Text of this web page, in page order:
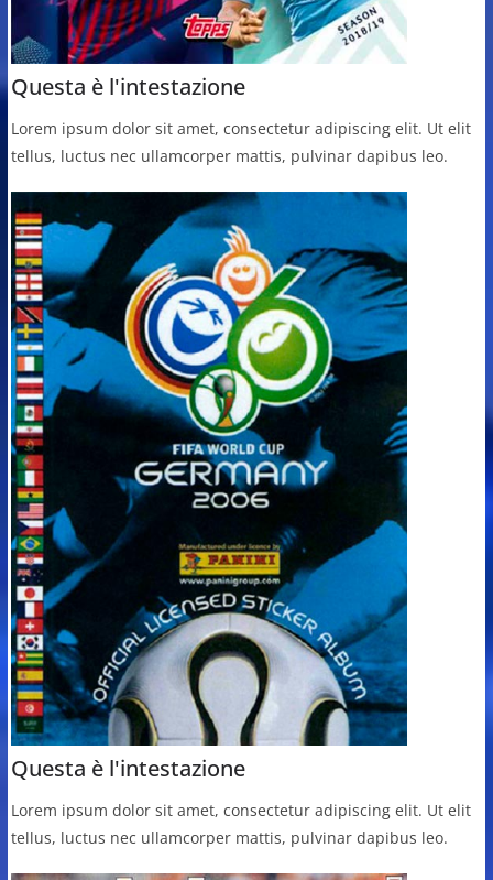
Questa è l'intestazione
Lorem ipsum dolor sit amet, consectetur adipiscing elit. Ut elit
tellus, luctus nec ullamcorper mattis, pulvinar dapibus leo.
Questa è l'intestazione
Lorem ipsum dolor sit amet, consectetur adipiscing elit. Ut elit
tellus, luctus nec ullamcorper mattis, pulvinar dapibus leo.